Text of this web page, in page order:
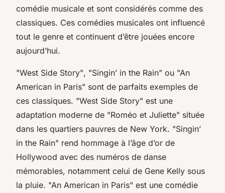
comédie musicale et sont considérés comme des
classiques. Ces comédies musicales ont influencé
tout le genre et continuent d’être jouées encore
aujourd’hui.
"West Side Story", "Singin’ in the Rain" ou "An
American in Paris" sont de parfaits exemples de
ces classiques. "West Side Story" est une
adaptation moderne de "Roméo et Juliette" située
dans les quartiers pauvres de New York. "Singin’
in the Rain" rend hommage à l’âge d’or de
Hollywood avec des numéros de danse
mémorables, notamment celui de Gene Kelly sous
la pluie. "An American in Paris" est une comédie